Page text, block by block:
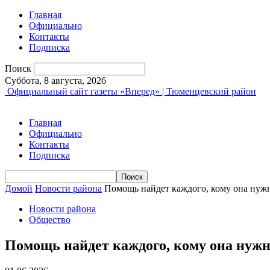
Главная
Официально
Контакты
Подписка
Поиск
Суббота, 8 августа, 2026
Официальный сайт газеты «Вперед» | Тюменцевский район
Главная
Официально
Контакты
Подписка
Домой Новости района Помощь найдет каждого, кому она
Новости района
Общество
Помощь найдет каждого, кому она